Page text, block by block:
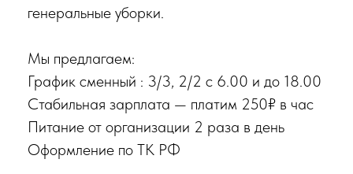
генеральные уборки.
Мы предлагаем:
График сменный : 3/3, 2/2 с 6.00 и до 18.00
Стабильная зарплата — платим 250₽ в час
Питание от организации 2 раза в день
Оформление по ТК РФ